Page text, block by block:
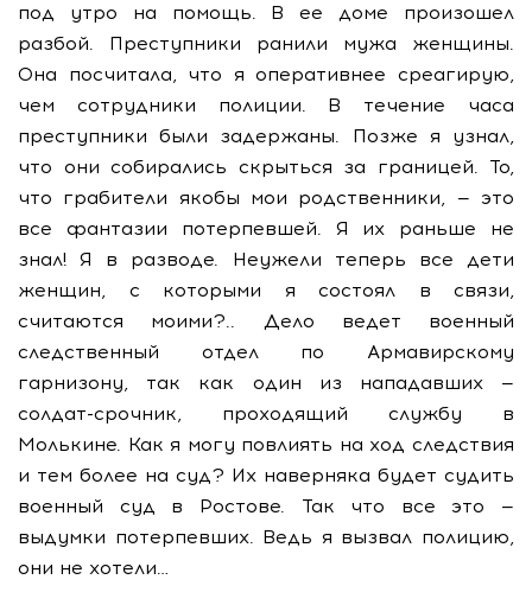
под утро на помощь. В ее доме произошел
разбой. Преступники ранили мужа женщины.
Она посчитала, что я оперативнее среагирую,
чем сотрудники полиции. В течение часа
преступники были задержаны. Позже я узнал,
что они собирались скрыться за границей. То,
что грабители якобы мои родственники, — это
все фантазии потерпевшей. Я их раньше не
знал! Я в разводе. Неужели теперь все дети
женщин, с которыми я состоял в связи,
считаются моими?.. Дело ведет военный
следственный отдел по Армавирскому
гарнизону, так как один из нападавших —
солдат-срочник, проходящий службу в
Молькине. Как я могу повлиять на ход следствия
и тем более на суд? Их наверняка будет судить
военный суд в Ростове. Так что все это —
выдумки потерпевших. Ведь я вызвал полицию,
они не хотели…